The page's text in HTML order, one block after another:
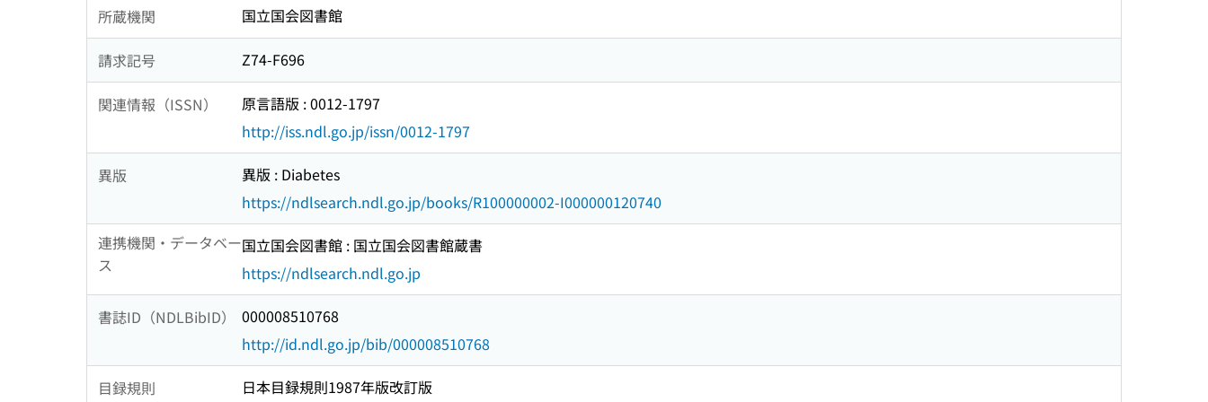
所蔵機関 国立国会図書館
請求記号 Z74-F696
関連情報（ISSN）
原言語版 : 0012-1797
http://iss.ndl.go.jp/issn/0012-1797
異版
異版 : Diabetes
https://ndlsearch.ndl.go.jp/books/R100000002-I000000120740
連携機関・データベー
ス
国立国会図書館 : 国立国会図書館蔵書
https://ndlsearch.ndl.go.jp
書誌ID（NDLBibID）
000008510768
http://id.ndl.go.jp/bib/000008510768
目録規則 日本目録規則1987年版改訂版